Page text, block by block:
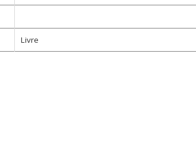
Livre